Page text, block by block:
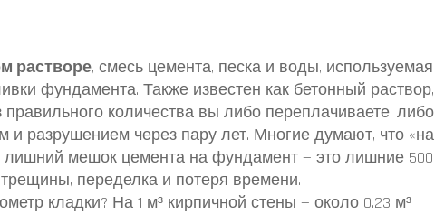
растворе, смесь цемента, песка и воды, используемая
фундамента. Также известен как бетонный раствор,
количества вы либо переплачиваете, либо
и разрушением через пару лет. Многие думают, что «на
лишний мешок цемента на фундамент — это лишние 500
переделка и потеря времени.
кладки? На 1 м³ кирпичной стены — около 0.23 м³